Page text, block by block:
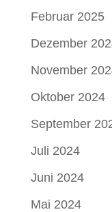
Februar 2025
Dezember
November
Oktober 2024
September
Juli 2024
Juni 2024
Mai 2024